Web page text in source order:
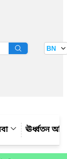
BN
ঊর্ধ্বতন